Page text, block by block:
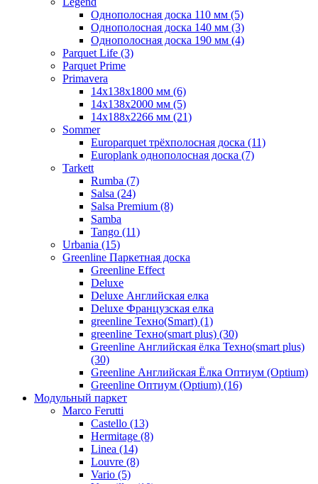
Однополосная доска 110 мм (5)
Однополосная доска 140 мм (3)
Однополосная доска 190 мм (4)
Parquet Life (3)
Parquet Prime
Primavera
14x138x1800 мм (6)
14x138x2000 мм (5)
14x188x2266 мм (21)
Sommer
Europarquet трёхполосная доска (11)
Europlank однополосная доска (7)
Tarkett
Rumba (7)
Salsa (24)
Salsa Premium (8)
Samba
Tango (11)
Urbania (15)
Greenline Паркетная доска
Greenline Effect
Deluxe
Deluxe Английская елка
Deluxe Французская елка
greenline Техно(Smart) (1)
greenline Техно(smart plus) (30)
Greenline Английская ёлка Техно(smart plus)
(30)
Greenline Английская Ёлка Оптиум (Optium)
Greenline Оптиум (Optium) (16)
Модульный паркет
Marco Ferutti
Castello (13)
Hermitage (8)
Linea (14)
Louvre (8)
Vario (5)